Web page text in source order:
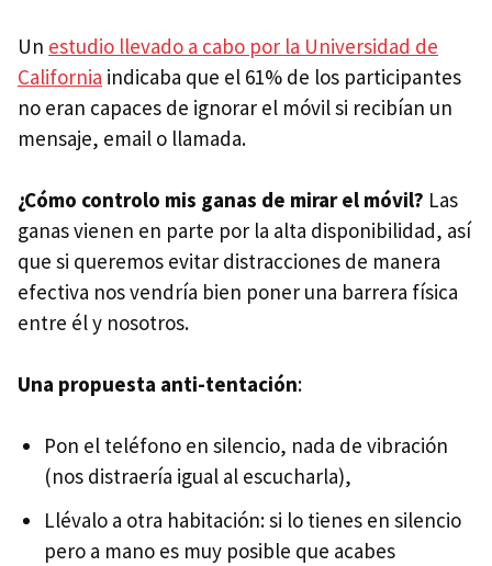
Un estudio llevado a cabo por la Universidad de
California indicaba que el 61% de los participantes
no eran capaces de ignorar el móvil si recibían un
mensaje, email o llamada.
¿Cómo controlo mis ganas de mirar el móvil? Las
ganas vienen en parte por la alta disponibilidad, así
que si queremos evitar distracciones de manera
efectiva nos vendría bien poner una barrera física
entre él y nosotros.
Una propuesta anti-tentación:
Pon el teléfono en silencio, nada de vibración
(nos distraería igual al escucharla),
Llévalo a otra habitación: si lo tienes en silencio
pero a mano es muy posible que acabes